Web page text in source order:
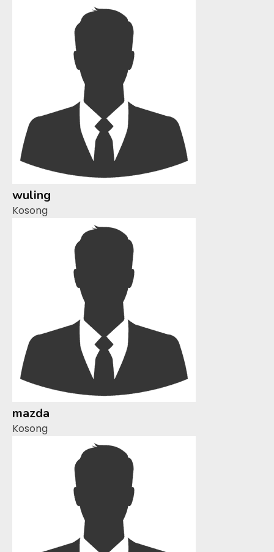
wuling
Kosong
mazda
Kosong